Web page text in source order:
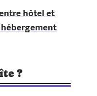
hôtel et
?